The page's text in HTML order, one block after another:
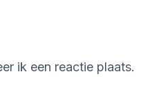
ik een reactie plaats.